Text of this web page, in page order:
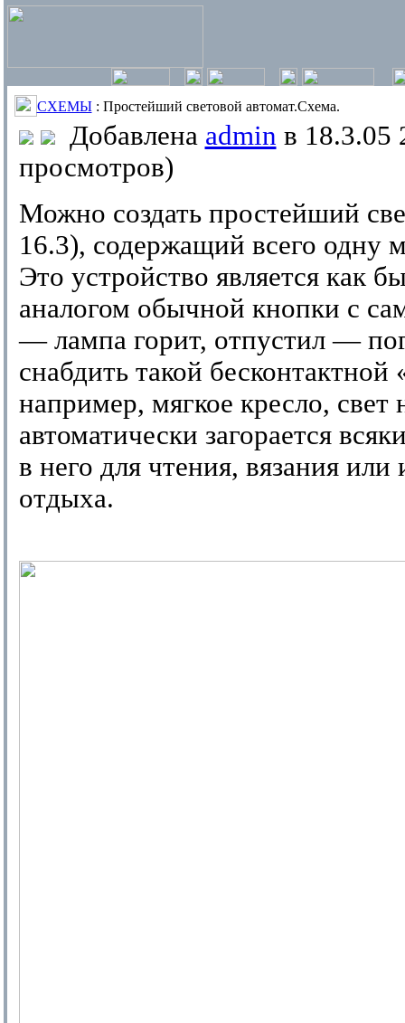
СХЕМЫ: Простейший световой автомат.Схема.
Добавлена admin в 18.3.05
просмотров)
Можно создать простейший
16.3), содержащий всего одну
Это устройство является как
аналогом обычной кнопки с
— лампа горит, отпустил —
снабдить такой бесконтактной
например, мягкое кресло, свет
автоматически загорается
в него для чтения, вязания или
отдыха.